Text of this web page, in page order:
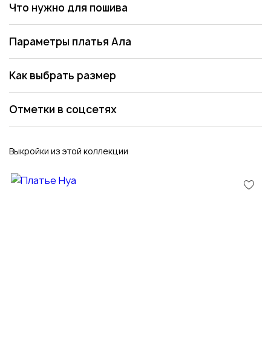
Что нужно для пошива
Параметры платья Ала
Как выбрать размер
Отметки в соцсетях
Выкройки из этой коллекции